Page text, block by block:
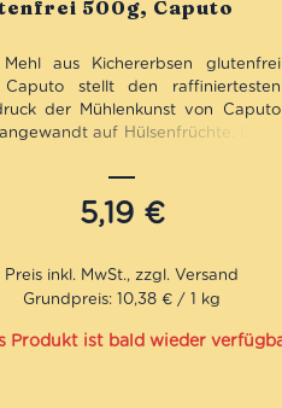
500g, Caputo
Mehl aus Kichererbsen glutenfrei
stellt den raffiniertesten
der Mühlenkunst von Caputo
auf Hülsenfrüchte.
Zubereitungen, sowie für
und vegetarische Rezepte.
5,19 €
Grundpreis: 10,38 € / 1 kg
Produkt ist bald wieder